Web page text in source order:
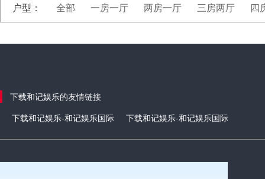
户型： 全部 一房一厅 两房一厅 三房两厅 四
下载和记娱乐的友情链接
下载和记娱乐-和记娱乐国际
下载和记娱乐-和记娱乐国际